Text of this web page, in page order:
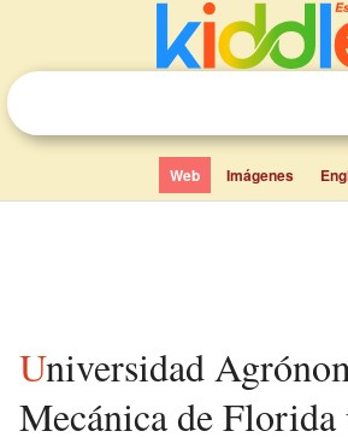
Web Imágenes
Universidad Agrónoma y
Mecánica de Florida